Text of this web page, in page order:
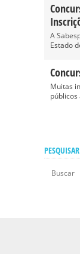
A
Estado
Muitas